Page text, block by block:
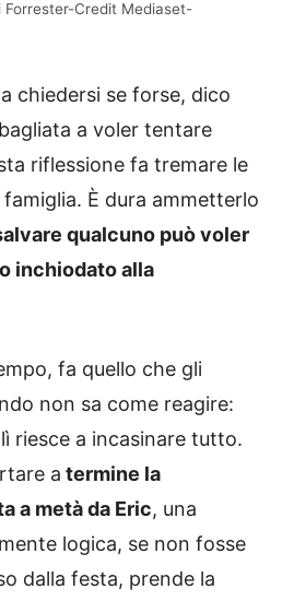
Credit Mediaset-
chiedersi se forse, dico
a voler tentare
riflessione fa tremare le
È dura ammetterlo
qualcuno può voler
inchiodato alla
fa quello che gli
non sa come reagire:
riesce a incasinare tutto.
a termine la
a metà da Eric, una
logica, se non fosse
dalla festa, prende la